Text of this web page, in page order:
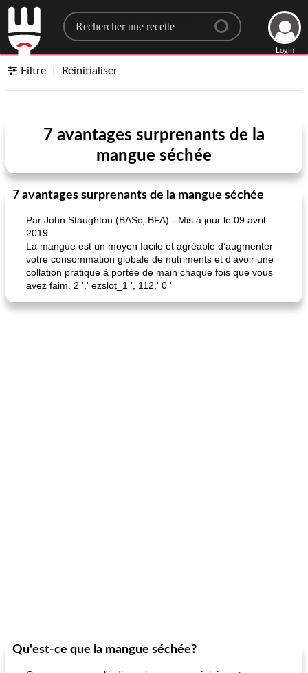
Search for a recipe
Login
Filtre Réinitialiser
7 avantages surprenants de la
mangue séchée
7 avantages surprenants de la mangue séchée
Par John Staughton (BASc, BFA) - Mis à jour le 09 avril
2019
La mangue est un moyen facile et agréable d’augmenter
votre consommation globale de nutriments et d’avoir une
collation pratique à portée de main chaque fois que vous
avez faim. 2 ',' ezslot_1 ', 112,' 0 '
Qu'est-ce que la mangue séchée?